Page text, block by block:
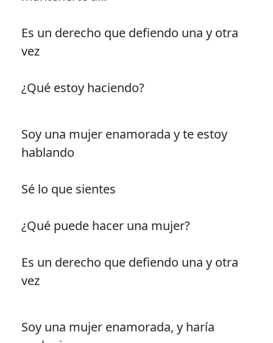
Es un derecho que defiendo una y otra
vez
¿Qué estoy haciendo?
Soy una mujer enamorada y te estoy
hablando
Sé lo que sientes
¿Qué puede hacer una mujer?
Es un derecho que defiendo una y otra
vez
Soy una mujer enamorada, y haría